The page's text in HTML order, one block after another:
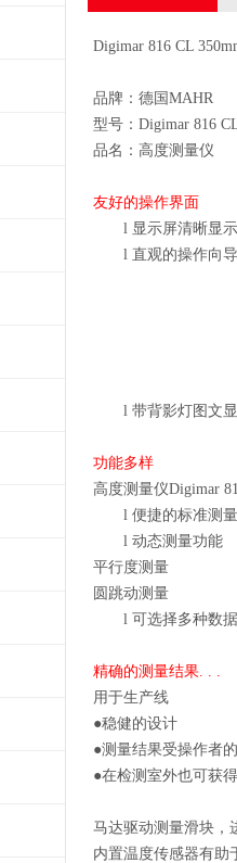
Digimar 816 CL
品牌：德国 MAHR
型号： Digimar 816
品名：高度测量仪
友好的操作界面
l 显示屏清晰显
l 直观的操作向导
l 带背影灯图文
功能多样
高度测量仪Digimar
l 便捷的标准测
l 动态测量功能
平行度测量
圆跳动测量
l 可选择多种数
精确的测量结果. . .
用于生产线
●稳健的设计
●测量结果受操作者
●在检测室外也可获
马达驱动测量滑块，
内置温度传感器有助